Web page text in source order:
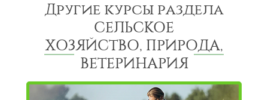
Другие курсы раздела
СЕЛЬСКОЕ
ХОЗЯЙСТВО, ПРИРОДА,
ВЕТЕРИНАРИЯ